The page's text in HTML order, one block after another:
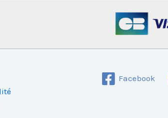
Facebook